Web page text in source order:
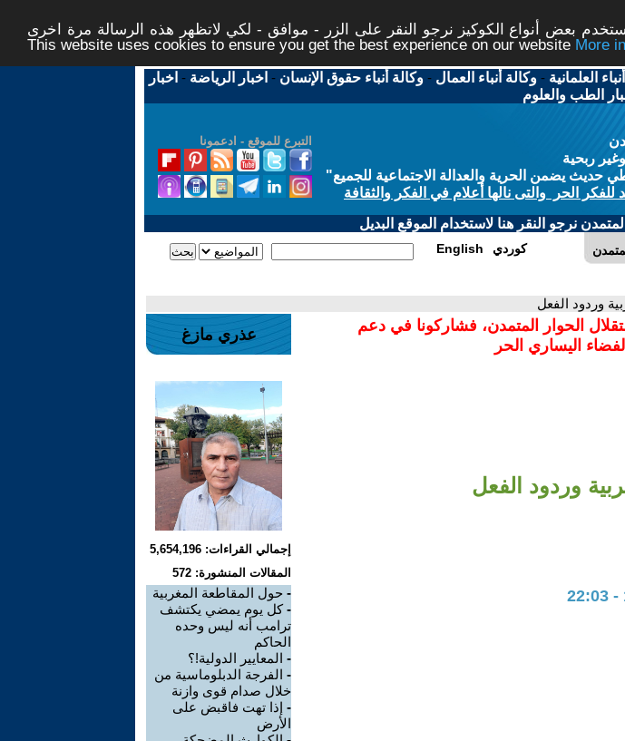
بعض أنواع الكوكيز نرجو النقر على الزر - موافق - لكي لاتظهر هذه الرسالة مرة اخرى -
This website uses cookies to ensure you get the best experience on our website
العلمانية -وكالة أنباء العمال -وكالة أنباء حقوق الإنسان - اخبار الرياضة - اخبار
الطب والعلوم
التبرع للموقع - ادعمونا
ربحية
يضمن الحرية والعدالة الاجتماعية للجميع"
الحر والتى نالها أعلام في الفكر والثقافة
نرجو النقر هنا لاستخدام الموقع البديل
English كوردي
وردود الفعل
الحوار المتمدن، فشاركونا في دعم
اليساري الحر
وردود الفعل
عذري مازغ
إجمالي القراءات: 5,654,196
المقالات المنشورة: 572
- حول المقاطعة المغربية
-كل يوم يمضي يكتشف
ترامب أنه ليس وحده
الحاكم
- المعايير الدولية!؟
- الفرجة الدبلوماسية من
خلال صدام قوى وازنة
- إذا تهت فاقبض على
الأرض